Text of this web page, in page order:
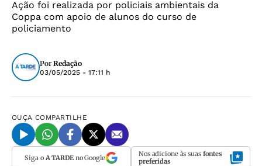
Ação foi realizada por policiais ambientais da
Coppa com apoio de alunos do curso de
policiamento
Por Redação
03/05/2025 - 17:11 h
OUÇA COMPARTILHE
Siga o A TARDEno Google Nos adicione às suas fontes
preferidas